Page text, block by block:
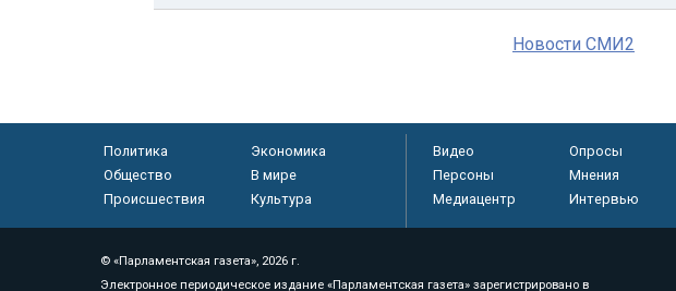
Новости СМИ2
Политика
Экономика
Общество
В мире
Происшествия
Культура
Видео Опросы
Персоны
Мнения
Медиацентр
Интервью
© «Парламентская газета», 2026 г.
Электронное периодическое издание «Парламентская газета» зарегистрировано в